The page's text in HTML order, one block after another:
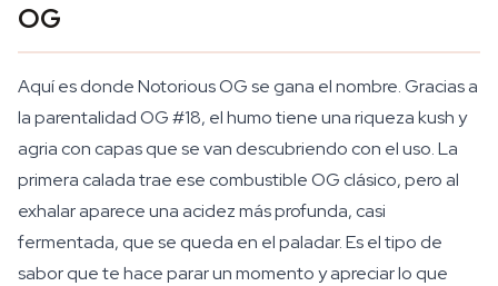
OG
Aquí es donde Notorious OG se gana el nombre. Gracias a
la parentalidad OG #18, el humo tiene una riqueza kush y
agria con capas que se van descubriendo con el uso. La
primera calada trae ese combustible OG clásico, pero al
exhalar aparece una acidez más profunda, casi
fermentada, que se queda en el paladar. Es el tipo de
sabor que te hace parar un momento y apreciar lo que